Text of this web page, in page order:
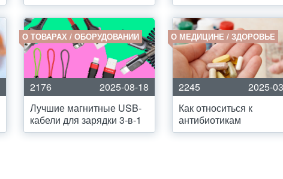
О ТОВАРАХ / ОБОРУДОВАНИИ
2176
2025-08-18
Лучшие магнитные USB-
кабели для зарядки 3-в-1
О МЕДИЦИНЕ / ЗДОРОВЬЕ
2245
2025-
Как относиться к
антибиотикам